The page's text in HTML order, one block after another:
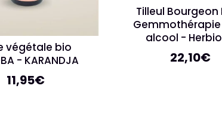
végétale bio
- KARANDJA
11,95€
Tilleul Bourgeon
Gemmothérapie
alcool -
22,10€